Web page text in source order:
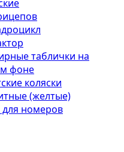
таблички на
фоне
коляски
(желтые)
номеров